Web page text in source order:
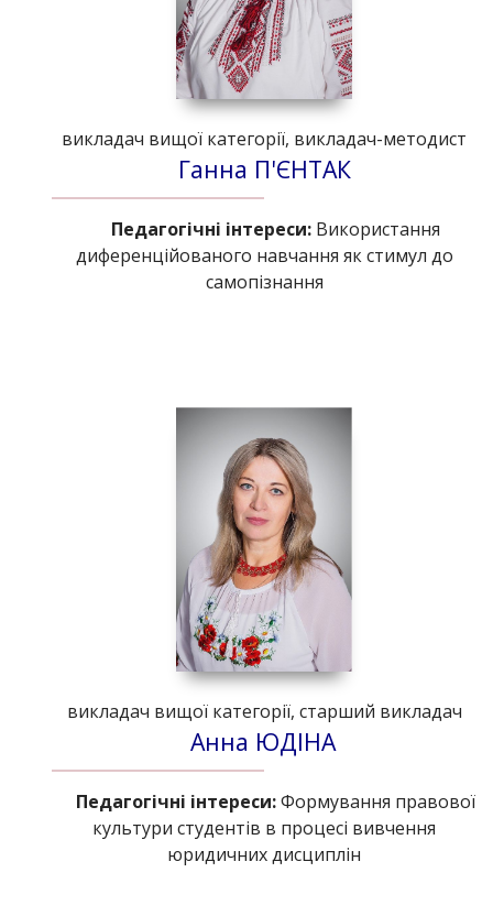
викладач вищої категорії, викладач-методист
Ганна П'ЄНТАК
Педагогічні інтереси: Використання
диференційованого навчання як стимул до
самопізнання
викладач вищої категорії, старший викладач
Анна ЮДІНА
Педагогічні інтереси:Формування правової
культури студентів в процесі вивчення
юридичних дисциплін